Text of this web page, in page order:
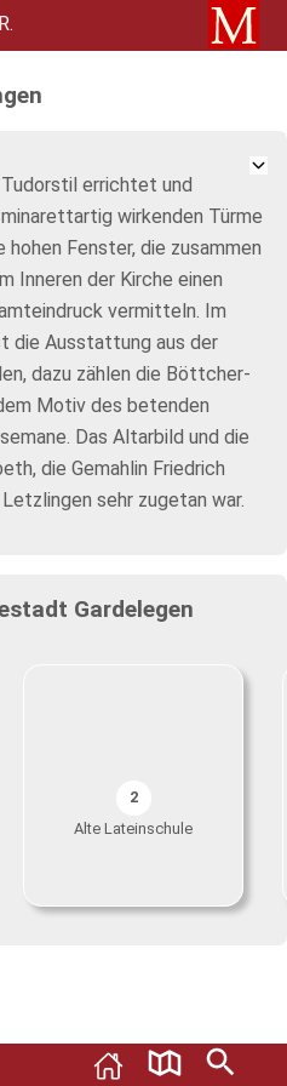
errichtet und
wirkenden Türme
Fenster, die zusammen
Inneren der Kirche einen
vermitteln. Im
die Ausstattung aus der
dazu zählen die Böttcher-
Motiv des betenden
Das Altarbild und die
die Gemahlin Friedrich
sehr zugetan war.
Gardelegen
2
Alte Lateinschule